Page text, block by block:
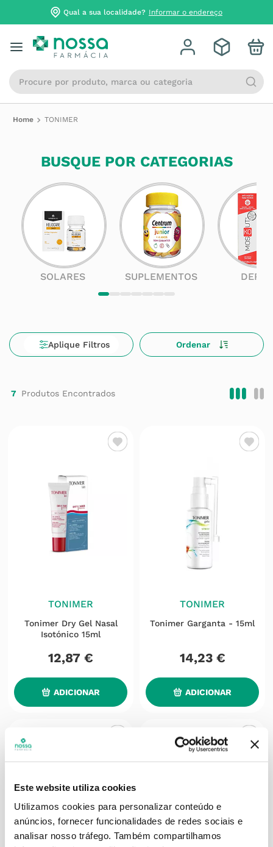
Este website utiliza cookies
Utilizamos cookies para personalizar conteúdo e
anúncios, fornecer funcionalidades de redes sociais e
analisar nosso tráfego. Também compartilhamos
Qual a sua localidade? Informar o endereço
Procure por produto, marca ou categoria
TONIMER
BUSQUE POR CATEGORIAS
SOLARES SUPLEMENTOS
7
TONIMER
Tonimer Dry Gel Nasal
Isotónico 15ml
12,87 €
ADICIONAR
TONIMER
Tonimer Garganta - 15ml
14,23 €
ADICIONAR